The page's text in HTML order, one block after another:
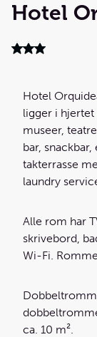
Hotel
Hotel
ligger i hjertet
museer,
bar,
takterrasse
laundry
Alle rom har
skrivebord,
Wi-Fi.
ca. 10 m².